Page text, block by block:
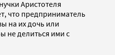
Аристотеля
что предприниматель
на их дочь или
не делиться ими с